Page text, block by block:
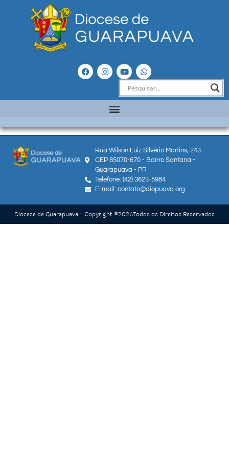
Rua Wilson Luiz Silvério Martins, 243 -
CEP 85070-670 - Bairro Santana -
Guarapuava - PR
Telefone: (42) 3623-5984
E-mail: contato@diopuava.org
Diocese de Guarapuava - Copyright ®2026Todos os Direitos Reservados